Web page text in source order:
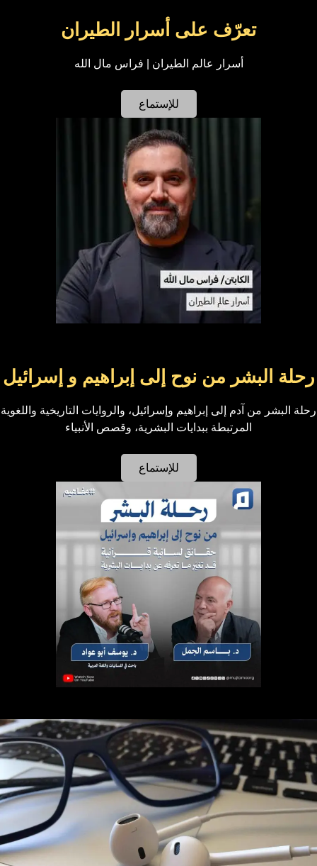
تعرّف على أسرار الطيران
أسرار عالم الطيران | فراس مال الله
للإستماع
رحلة البشر من نوح إلى إبراهيم و إسرائيل
رحلة البشر من آدم إلى إبراهيم وإسرائيل، والروايات التاريخية واللغوية
المرتبطة ببدايات البشرية، وقصص الأنبياء
للإستماع